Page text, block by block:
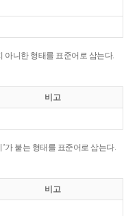
아니한 형태를 표준어로 삼는다.
비고
’가 붙는 형태를 표준어로 삼는다.
비고